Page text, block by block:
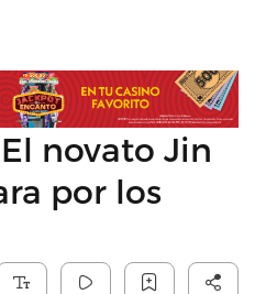
novato Jin
por los